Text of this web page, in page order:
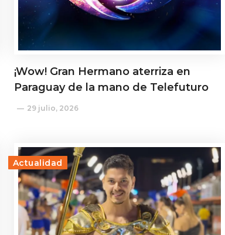
¡Wow! Gran Hermano aterriza en
Paraguay de la mano de Telefuturo
29 julio, 2026
Actualidad